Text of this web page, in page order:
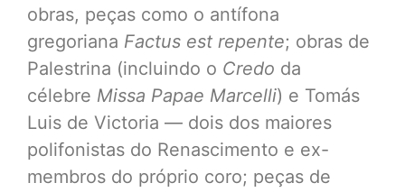
obras, peças como o antífona
gregoriana Factus est repente; obras de
Palestrina (incluindo o Credo da
célebre Missa Papae Marcelli) e Tomás
Luis de Victoria — dois dos maiores
polifonistas do Renascimento e ex-
membros do próprio coro; peças de